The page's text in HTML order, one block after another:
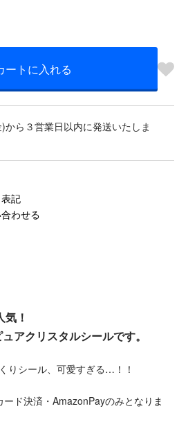
ートに入れる
から３営業日以内に発送いたしま
記
わせる
！
アクリスタルシールです。
りシール、可愛すぎる…！！
ド決済・AmazonPayのみとなりま